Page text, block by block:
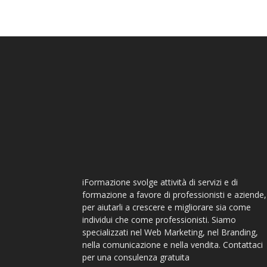
iFormazione svolge attività di servizi e di
formazione a favore di professionisti e aziende,
per aiutarli a crescere e migliorare sia come
individui che come professionisti. Siamo
specializzati nel Web Marketing, nel Branding,
nella comunicazione e nella vendita. Contattaci
per una consulenza gratuita